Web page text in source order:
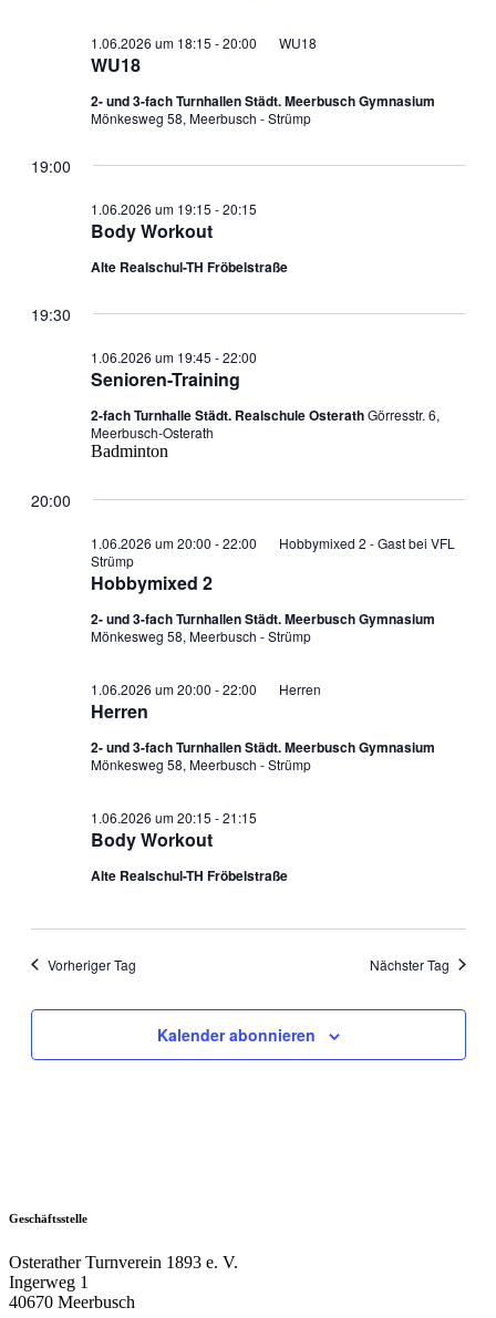
WU18
1.06.2026 um 18:15 -20:00 WU18
2- und 3-fach Turnhallen Städt. Meerbusch Gymnasium
Mönkesweg 58, Meerbusch - Strümp
19:00
Body Workout
1.06.2026 um 19:15 -20:15
Alte Realschul-TH Fröbelstraße
19:30
Senioren-Training
1.06.2026 um 19:45 -22:00
2-fach Turnhalle Städt. Realschule OsterathGörresstr. 6,
Meerbusch-Osterath
Badminton
20:00
Hobbymixed 2
1.06.2026 um 20:00 -22:00
Hobbymixed 2 - Gast bei VFL
Strümp
2- und 3-fach Turnhallen Städt. Meerbusch Gymnasium
Mönkesweg 58, Meerbusch - Strümp
Herren
1.06.2026 um 20:00 -22:00 Herren
2- und 3-fach Turnhallen Städt. Meerbusch Gymnasium
Mönkesweg 58, Meerbusch - Strümp
Body Workout
1.06.2026 um 20:15 -21:15
Alte Realschul-TH Fröbelstraße
Vorheriger Tag Nächster Tag
Kalender abonnieren
Geschäftsstelle
Osterather Turnverein 1893 e. V.
Ingerweg 1
40670 Meerbusch